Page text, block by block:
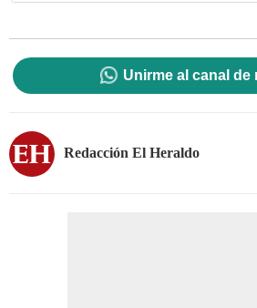
Unirme al canal de
Redacción El Heraldo